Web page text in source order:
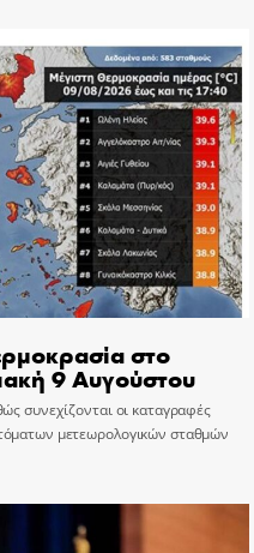
στο
9 Αυγούστου
συνεχίζονται οι καταγραφές
μετεωρολογικών σταθμών